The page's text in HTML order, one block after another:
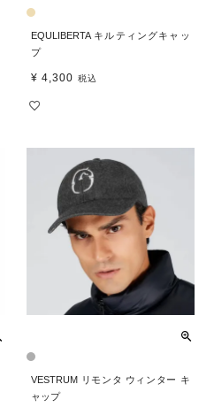
EQULIBERTA キルティングキャッ
プ
¥ 4,300 税込
VESTRUM リモンタ ウィンター キ
ャップ